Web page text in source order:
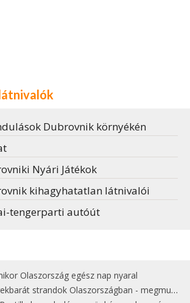
Dubrovnik környékén
Nyári Játékok
kihagyhatatlan látnivalói
tengerparti autóút
Olaszország egész nap nyaral
strandok Olaszországban - megmutatjuk a 15 legjobbat